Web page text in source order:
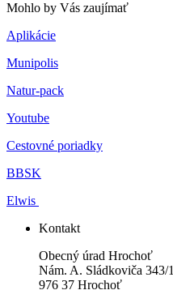
Mohlo by Vás zaujímať
Aplikácie
Munipolis
Natur-pack
Youtube
Cestovné poriadky
BBSK
Elwis
Kontakt
Obecný úrad Hrochoť
Nám. A. Sládkoviča 343/1
976 37 Hrochoť